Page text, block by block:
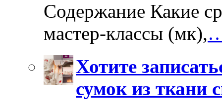
Содержание Какие
мастер-классы (мк),
Хотите
сумок из ткани